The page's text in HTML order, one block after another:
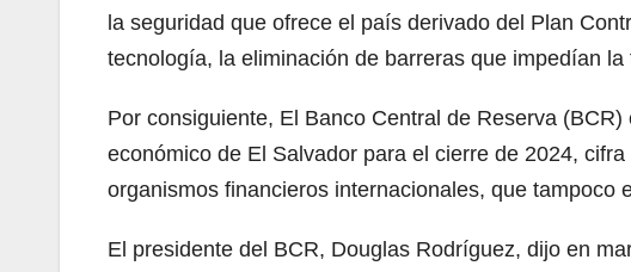
la seguridad que ofrece el país derivado del Plan
tecnología, la eliminación de barreras que impedían
Por consiguiente, El Banco Central de Reserva
económico de El Salvador para el cierre de 2024,
organismos financieros internacionales, que tampoco
El presidente del BCR, Douglas Rodríguez, dijo en